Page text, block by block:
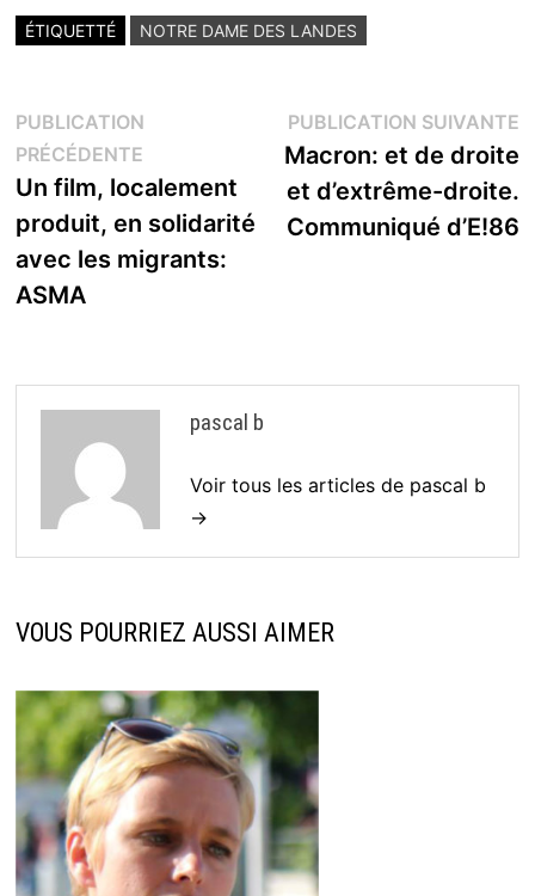
ÉTIQUETTÉ NOTRE DAME DES LANDES
Navigation
de
l’article
PUBLICATION
PRÉCÉDENTEPublication
précédente :
Un film, localement
produit, en solidarité
avec les migrants:
ASMA
PUBLICATION SUIVANTE
Macron: et de droite
et d’extrême-droite.
Communiqué d’E!86
pascal b
Voir tous les articles de pascal b
→
VOUS POURRIEZ AUSSI AIMER